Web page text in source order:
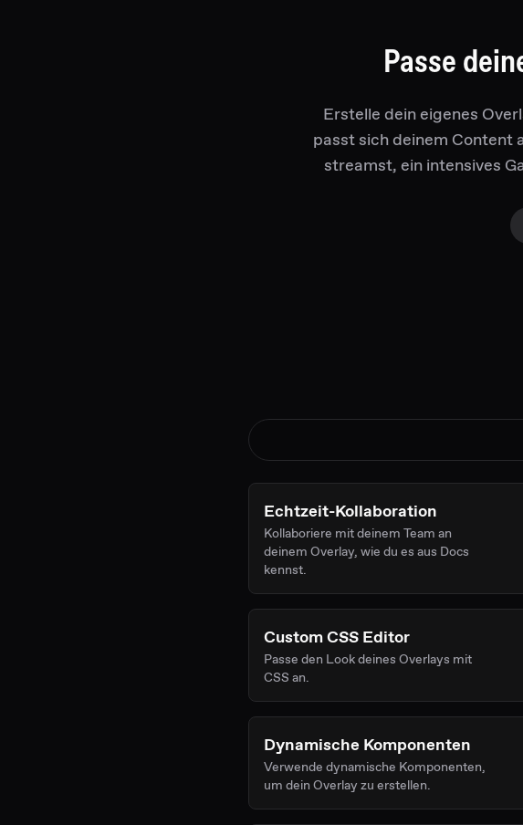
Passe
Erstelle dein eigenes
passt sich deinem Content
streamst, ein intensives
Echtzeit-Kollaboration
Kollaboriere mit deinem Team an
deinem Overlay, wie du es aus Docs
kennst.
Custom CSS Editor
Passe den Look deines Overlays mit
CSS an.
Dynamische Komponenten
Verwende dynamische Komponenten,
um dein Overlay zu erstellen.